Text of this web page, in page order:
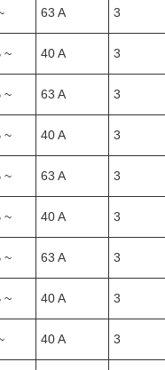
63 A 3
~ 40 A 3
~ 63 A 3
~ 40 A 3
~ 63 A 3
~ 40 A 3
~ 63 A 3
~ 40 A 3
40 A 3